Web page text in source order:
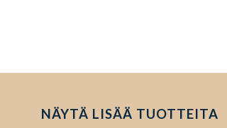
NÄYTÄ LISÄÄ TUOTTEITA